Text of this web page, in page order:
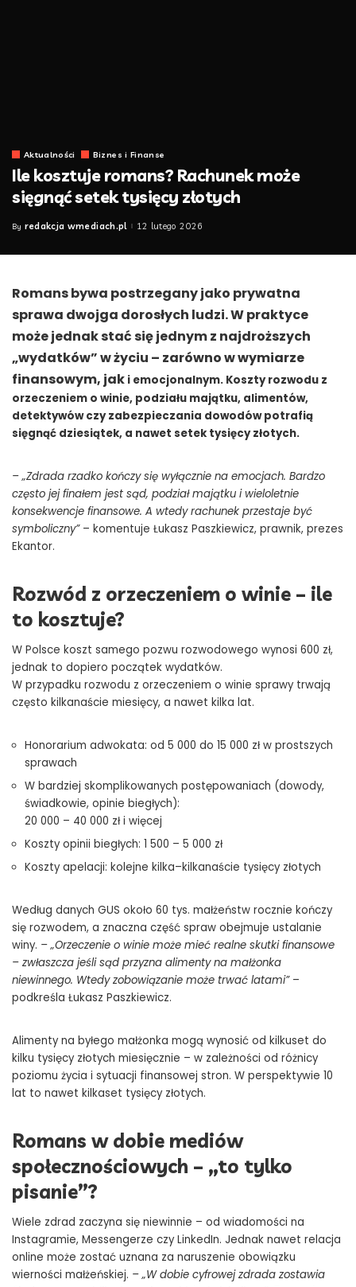
ile-kosztuje-romans-rachunek-moze-siegnac-setek-tysiecy-zlotych
Aktualności Biznes i Finanse
Ile kosztuje romans? Rachunek może
sięgnąć setek tysięcy złotych
Posted
By redakcja wmediach.pl 12 lutego 2026
Romans bywa postrzegany jako prywatna
sprawa dwojga dorosłych ludzi. W praktyce
może jednak stać się jednym z najdroższych
„wydatków” w życiu – zarówno w wymiarze
finansowym, jak i emocjonalnym. Koszty rozwodu z
orzeczeniem o winie, podziału majątku, alimentów,
detektywów czy zabezpieczania dowodów potrafią
sięgnąć dziesiątek, a nawet setek tysięcy złotych.
– „Zdrada rzadko kończy się wyłącznie na emocjach. Bardzo
często jej finałem jest sąd, podział majątku i wieloletnie
konsekwencje finansowe. A wtedy rachunek przestaje być
symboliczny”– komentuje Łukasz Paszkiewicz, prawnik, prezes
Ekantor.
Rozwód z orzeczeniem o winie – ile
to kosztuje?
W Polsce koszt samego pozwu rozwodowego wynosi 600 zł,
jednak to dopiero początek wydatków.
W przypadku rozwodu z orzeczeniem o winie sprawy trwają
często kilkanaście miesięcy, a nawet kilka lat.
Honorarium adwokata: od 5 000 do 15 000 zł w prostszych
sprawach
W bardziej skomplikowanych postępowaniach (dowody,
świadkowie, opinie biegłych):
20 000 – 40 000 zł i więcej
Koszty opinii biegłych: 1 500 – 5 000 zł
Koszty apelacji: kolejne kilka–kilkanaście tysięcy złotych
Według danych GUS około 60 tys. małżeństw rocznie kończy
się rozwodem, a znaczna część spraw obejmuje ustalanie
winy. – „Orzeczenie o winie może mieć realne skutki finansowe
– zwłaszcza jeśli sąd przyzna alimenty na małżonka
niewinnego. Wtedy zobowiązanie może trwać latami”–
podkreśla Łukasz Paszkiewicz.
Alimenty na byłego małżonka mogą wynosić od kilkuset do
kilku tysięcy złotych miesięcznie – w zależności od różnicy
poziomu życia i sytuacji finansowej stron. W perspektywie 10
lat to nawet kilkaset tysięcy złotych.
Romans w dobie mediów
społecznościowych – „to tylko
pisanie”?
Wiele zdrad zaczyna się niewinnie – od wiadomości na
Instagramie, Messengerze czy LinkedIn. Jednak nawet relacja
online może zostać uznana za naruszenie obowiązku
wierności małżeńskiej. – „W dobie cyfrowej zdrada zostawia